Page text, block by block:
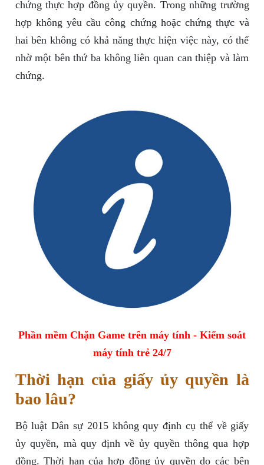
chứng thực hợp đồng ủy quyền. Trong những trường
hợp không yêu cầu công chứng hoặc chứng thực và
hai bên không có khả năng thực hiện việc này, có thể
nhờ một bên thứ ba không liên quan can thiệp và làm
chứng.
Phần mềm Chặn Game trên máy tính - Kiểm soát
máy tính trẻ 24/7
Thời hạn của giấy ủy quyền là
bao lâu?
Bộ luật Dân sự 2015 không quy định cụ thể về giấy
ủy quyền, mà quy định về ủy quyền thông qua hợp
đồng. Thời hạn của hợp đồng ủy quyền do các bên